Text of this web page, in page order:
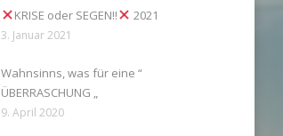
KRISE oder SEGEN!! 2021
3. Januar 2021
Wahnsinns, was für eine “
ÜBERRASCHUNG „
9. April 2020